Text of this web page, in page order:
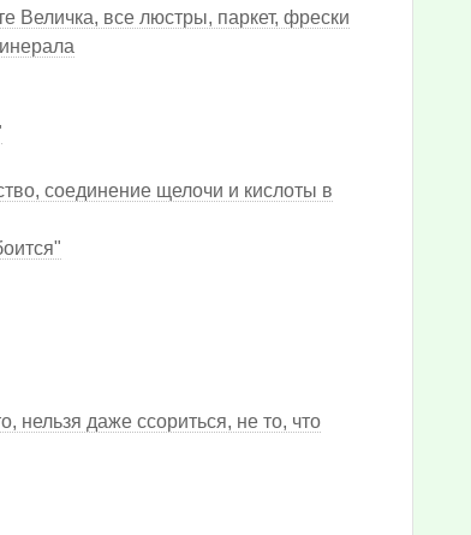
Величка, все люстры, паркет, фрески
соединение щелочи и кислоты в
нельзя даже ссориться, не то, что